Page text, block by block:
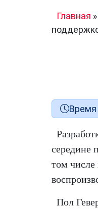
Главная »
Время
середине
том
Пол